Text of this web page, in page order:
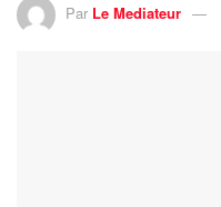
Par Le Mediateur